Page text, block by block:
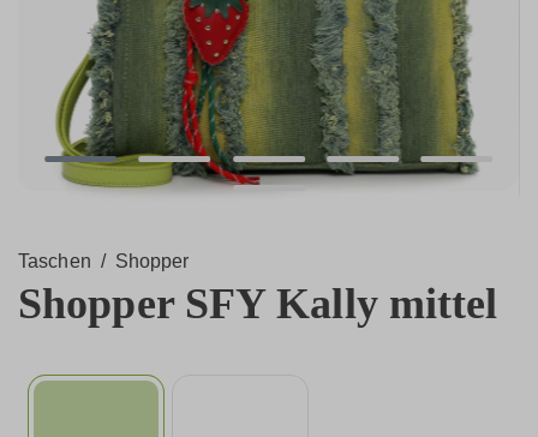
Taschen / Shopper
Shopper SFY Kally mittel